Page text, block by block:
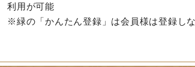
利用が可能
※緑の「かんたん登録」は会員様は登録し